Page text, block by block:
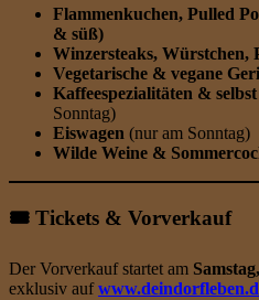
Flammenkuchen, Pulled
& süß)
Winzersteaks, Würstchen,
Vegetarische & vegane
Kaffeespezialitäten &
Sonntag)
Eiswagen (nur am Sonntag)
Wilde Weine &
🎟️ Tickets & Vorverkauf
Der Vorverkauf startet am
exklusiv auf